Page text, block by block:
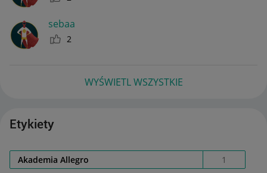
sebaa
2
WYŚWIETL WSZYSTKIE
Etykiety
Akademia Allegro 1